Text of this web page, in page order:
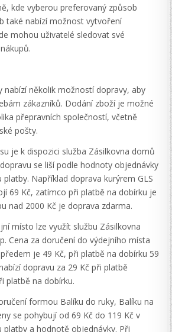
kde vyberou preferovaný způsob
také nabízí možnost vytvoření
mohou uživatelé sledovat své
nabízí několik možností dopravy, aby
zákazníků. Dodání zboží je možné
přepravních společností, včetně
pošty.
je k dispozici služba Zásilkovna domů
se liší podle hodnoty objednávky
Například doprava kurýrem GLS
69 Kč, zatímco při platbě na dobírku je
nad 2000 Kč je doprava zdarma.
místo lze využít službu Zásilkovna
Cena za doručení do výdejního místa
je 49 Kč, při platbě na dobírku 59
dopravu za 29 Kč při platbě
platbě na dobírku.
formou Balíku do ruky, Balíku na
se pohybují od 69 Kč do 119 Kč v
platby a hodnotě objednávky. Při